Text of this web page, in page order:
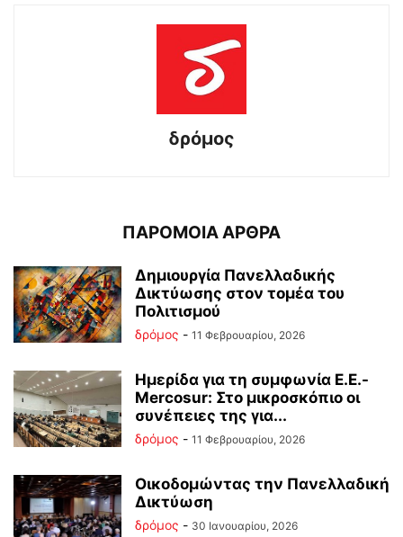
δρόμος
ΠΑΡΟΜΟΙΑ ΑΡΘΡΑ
Δημιουργία Πανελλαδικής
Δικτύωσης στον τομέα του
Πολιτισμού
δρόμος - 11 Φεβρουαρίου, 2026
Ημερίδα για τη συμφωνία Ε.Ε.-
Mercosur: Στο μικροσκόπιο οι
συνέπειες της για...
δρόμος - 11 Φεβρουαρίου, 2026
Οικοδομώντας την Πανελλαδική
Δικτύωση
δρόμος - 30 Ιανουαρίου, 2026